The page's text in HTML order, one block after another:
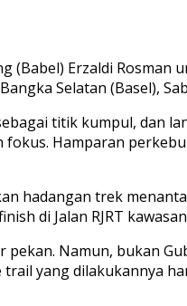
(Babel) Erzaldi Rosman
Selatan (Basel),
titik kumpul, dan
Hamparan
hadangan trek
di Jalan RJRT
Namun, bukan
yang dilakukannya